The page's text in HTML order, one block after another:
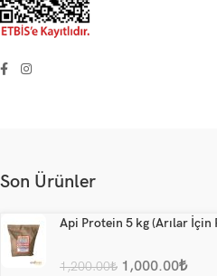
Son Ürünler
Api Protein 5 kg (Arılar İçin
1,200.00₺ 1,000.00₺